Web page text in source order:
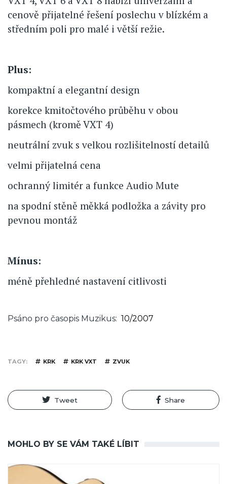
cenově přijatelné řešení poslechu v blízkém a
středním poli pro malé i větší režie.
Plus:
kompaktní a elegantní design
korekce kmitočtového průběhu v obou
pásmech (kromě VXT 4)
neutrální zvuk s velkou rozlišitelností detailů
velmi přijatelná cena
ochranný limitér a funkce Audio Mute
na spodní stěně měkká podložka a závity pro
pevnou montáž
Mínus:
méně přehledné nastavení citlivosti
Psáno pro časopis Muzikus 10/2007
TAGY KRK KRK VXT ZVUK
Tweet Share
MOHLO BY SE VÁM TAKÉ LÍBIT